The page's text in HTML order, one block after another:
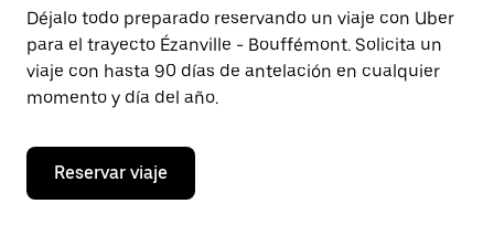
fecha.
Pulsa
el
botón
de
escape
cerrar
calendario.
Déjalo todo preparado reservando un viaje con Uber
para el trayecto Ézanville - Bouffémont. Solicita un
viaje con hasta 90 días de antelación en cualquier
momento y día del año.
Reservar viaje